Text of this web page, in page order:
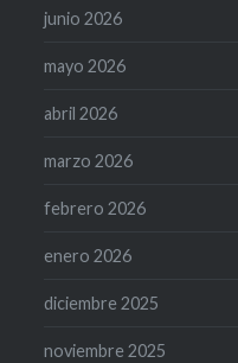
junio 2026
mayo 2026
abril 2026
marzo 2026
febrero 2026
enero 2026
diciembre 2025
noviembre 2025